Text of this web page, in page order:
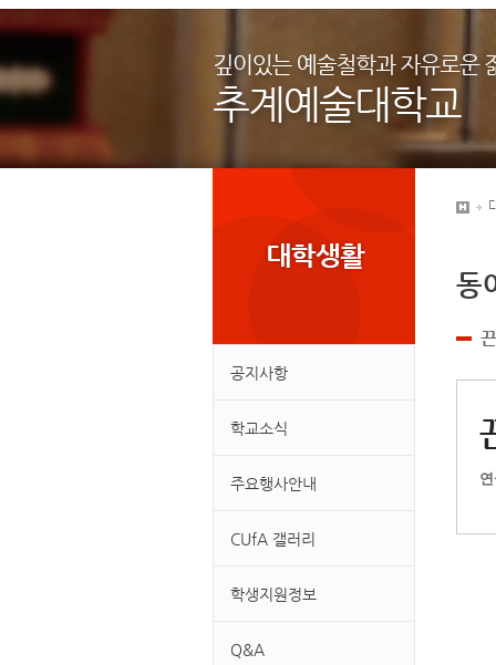
공지사항
학교소식
주요행사안내
CUfA 갤러리
학생지원정보
Q&A
동
끈